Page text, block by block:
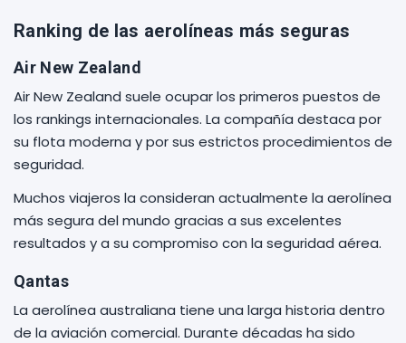
Ranking de las aerolíneas más seguras
Air New Zealand
Air New Zealand suele ocupar los primeros puestos de
los rankings internacionales. La compañía destaca por
su flota moderna y por sus estrictos procedimientos de
seguridad.
Muchos viajeros la consideran actualmente la aerolínea
más segura del mundo gracias a sus excelentes
resultados y a su compromiso con la seguridad aérea.
Qantas
La aerolínea australiana tiene una larga historia dentro
de la aviación comercial. Durante décadas ha sido